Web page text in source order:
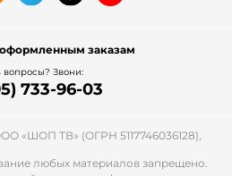
Образ
рукавом.
При
подклад,
заказам
вопросы? Звони:
733-96-03
«ШОП ТВ» (ОГРН 5117746036128),
любых материалов запрещено.